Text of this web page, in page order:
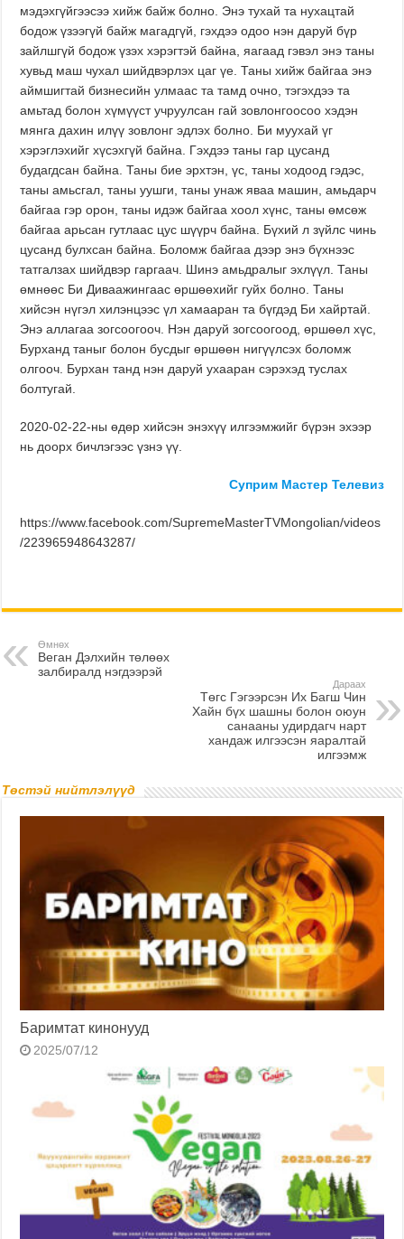
мэдэхгүйгээсээ хийж байж болно. Энэ тухай та нухацтай
бодож үзээгүй байж магадгүй, гэхдээ одоо нэн даруй бүр
зайлшгүй бодож үзэх хэрэгтэй байна, яагаад гэвэл энэ таны
хувьд маш чухал шийдвэрлэх цаг үе. Таны хийж байгаа энэ
аймшигтай бизнесийн улмаас та тамд очно, тэгэхдээ та
амьтад болон хүмүүст учруулсан гай зовлонгоосоо хэдэн
мянга дахин илүү зовлонг эдлэх болно. Би муухай үг
хэрэглэхийг хүсэхгүй байна. Гэхдээ таны гар цусанд
будагдсан байна. Таны бие эрхтэн, үс, таны ходоод гэдэс,
таны амьсгал, таны уушги, таны унаж яваа машин, амьдарч
байгаа гэр орон, таны идэж байгаа хоол хүнс, таны өмсөж
байгаа арьсан гутлаас цус шүүрч байна. Бүхий л зүйлс чинь
цусанд булхсан байна. Боломж байгаа дээр энэ бүхнээс
татгалзах шийдвэр гаргаач. Шинэ амьдралыг эхлүүл. Таны
өмнөөс Би Диваажингаас өршөөхийг гуйх болно. Таны
хийсэн нүгэл хилэнцээс үл хамааран та бүгдэд Би хайртай.
Энэ аллагаа зогсоогооч. Нэн даруй зогсоогоод, өршөөл хүс,
Бурханд таныг болон бусдыг өршөөн нигүүлсэх боломж
олгооч. Бурхан танд нэн даруй ухааран сэрэхэд туслах
болтугай.
2020-02-22-ны өдөр хийсэн энэхүү илгээмжийг бүрэн эхээр
нь доорх бичлэгээс үзнэ үү.
Суприм Мастер Телевиз
https://www.facebook.com/SupremeMasterTVMongolian/videos
/223965948643287/
Өмнөх
Веган Дэлхийн төлөөх
залбиралд нэгдээрэй
Дараах
Төгс Гэгээрсэн Их Багш Чин
Хайн бүх шашны болон оюун
санааны удирдагч нарт
хандаж илгээсэн яаралтай
илгээмж
Төстэй нийтлэлүүд
Баримтат кинонууд
2025/07/12